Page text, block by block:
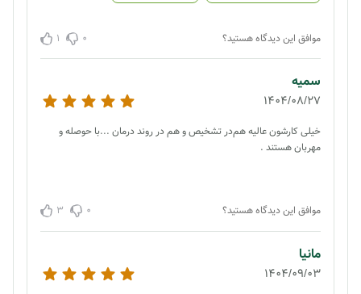
موافق این دیدگاه هستید؟ 0
1
سمیه
1404/08/27
خیلی کارشون عالیه هم‌در تشخیص و هم در روند درمان ...با حوصله و
مهربان هستند .
موافق این دیدگاه هستید؟ 0
3
مانیا
1404/09/03